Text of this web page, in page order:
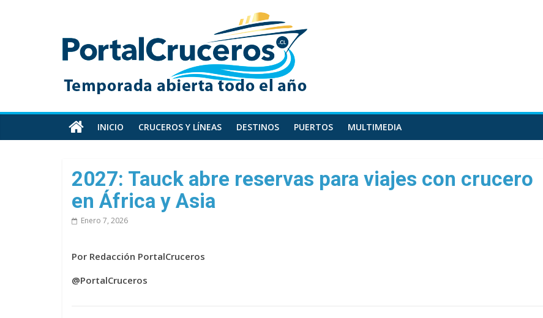
PortalCruceros
Toda
información
cruceros
en
un
sitio
INICIO CRUCEROS Y LÍNEAS DESTINOS PUERTOS MULTIMEDIA
2027: Tauck abre reservas para viajes con crucero
en África y Asia
Enero 7, 2026
Por Redacción PortalCruceros
@PortalCruceros